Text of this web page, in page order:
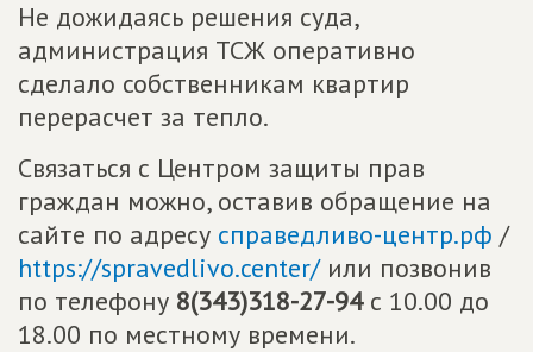
Не дожидаясь решения суда,
администрация ТСЖ оперативно
сделало собственникам квартир
перерасчет за тепло.
Связаться с Центром защиты прав
граждан можно, оставив обращение на
сайте по адресу справедливо-центр.рф /
https://spravedlivo.center/или позвонив
по телефону 8(343)318-27-94с 10.00 до
18.00 по местному времени.